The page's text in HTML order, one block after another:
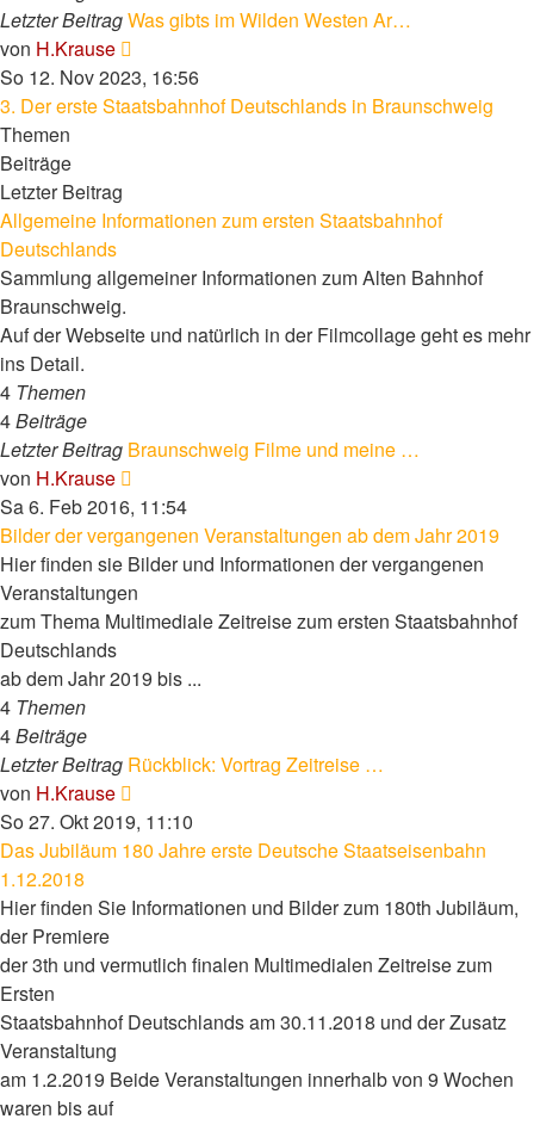
Letzter BeitragWas gibts im Wilden Westen Ar…
von H.Krause
Beitrag
So 12. Nov 2023, 16:56
3. Der erste Staatsbahnhof Deutschlands in Braunschweig
Themen
Beiträge
Letzter Beitrag
Allgemeine Informationen zum ersten Staatsbahnhof
Deutschlands
Sammlung allgemeiner Informationen zum Alten Bahnhof
Braunschweig.
Auf der Webseite und natürlich in der Filmcollage geht es mehr
ins Detail.
4 Themen
4Beiträge
Letzter Beitrag Braunschweig Filme und meine …
von H.Krause
Beitrag
Sa 6. Feb 2016, 11:54
Bilder der vergangenen Veranstaltungen ab dem Jahr 2019
Hier finden sie Bilder und Informationen der vergangenen
Veranstaltungen
zum Thema Multimediale Zeitreise zum ersten Staatsbahnhof
Deutschlands
ab dem Jahr 2019 bis ...
4 Themen
4Beiträge
Letzter Beitrag Rückblick: Vortrag Zeitreise …
von H.Krause
Beitrag
So 27. Okt 2019, 11:10
Das Jubiläum 180 Jahre erste Deutsche Staatseisenbahn
1.12.2018
Hier finden Sie Informationen und Bilder zum 180th Jubiläum,
der Premiere
der 3th und vermutlich finalen Multimedialen Zeitreise zum
Ersten
Staatsbahnhof Deutschlands am 30.11.2018 und der Zusatz
Veranstaltung
am 1.2.2019 Beide Veranstaltungen innerhalb von 9 Wochen
waren bis auf